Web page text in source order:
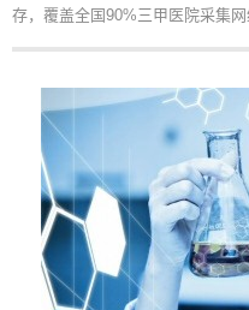
存，覆盖全国90%三甲医院采集